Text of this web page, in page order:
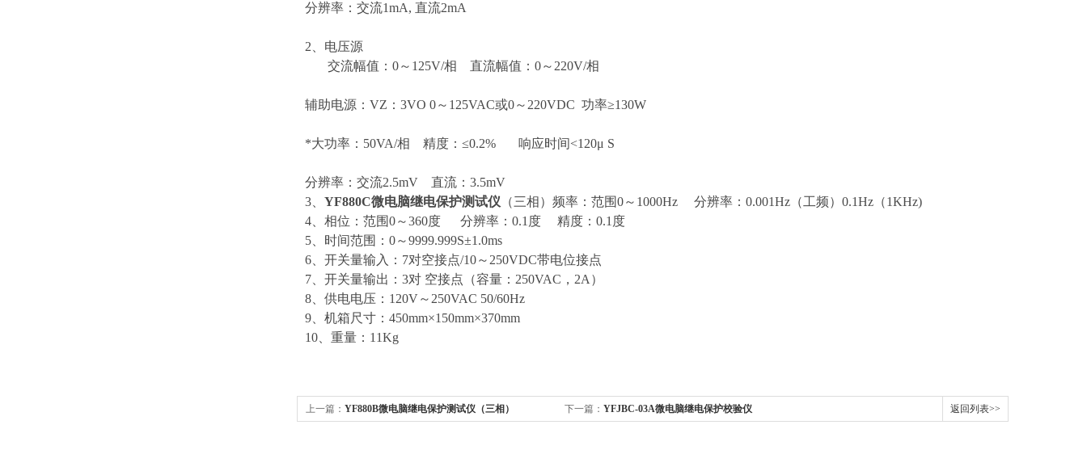
分辨率：交流1mA, 直流2mA
2、电压源
交流幅值：0～125V/相 直流幅值：0～220V/相
辅助电源：VZ：3VO 0～125VAC或0～220VDC 功率≥130W
*大功率：50VA/相 精度：≤0.2% 响应时间<120μ S
分辨率：交流2.5mV 直流：3.5mV
3、 YF880C微电脑继电保护测试仪 （三相）频率：范围0～1000Hz 分辨率：0.001Hz（工频）0.1Hz（1KHz)
4、相位：范围0～360度 分辨率：0.1度 精度：0.1度
5、时间范围：0～9999.999S±1.0ms
6、开关量输入：7对空接点/10～250VDC带电位接点
7、开关量输出：3对 空接点（容量：250VAC，2A）
8、供电电压：120V～250VAC 50/60Hz
9、机箱尺寸：450mm×150mm×370mm
10、重量：11Kg
上一篇： YF880B微电脑继电保护测试仪（三相） 下一篇： YFJBC-03A微电脑继电保护校验仪 返回列表>>